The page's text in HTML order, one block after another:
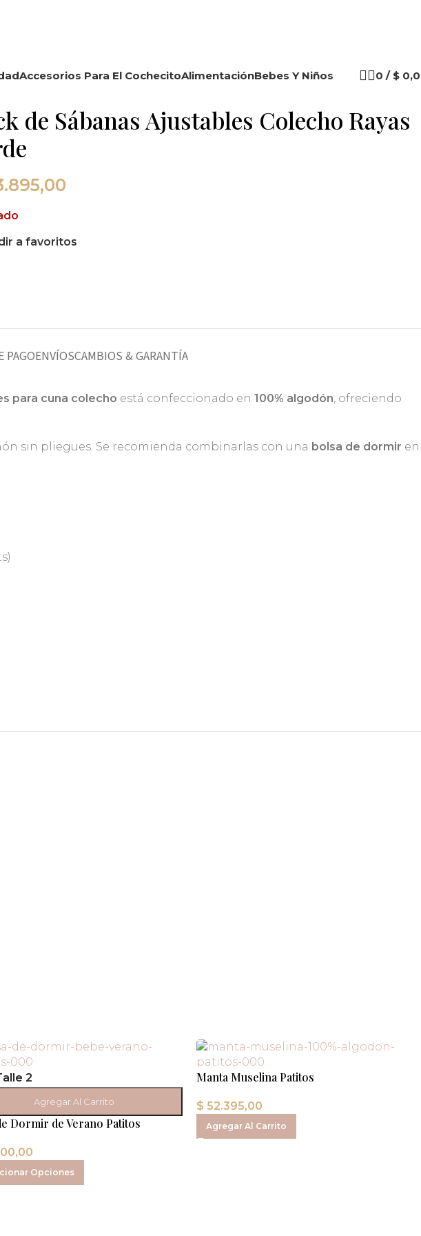
Accesorios Para El CochecitoAlimentaciónBebes Y Niños 0 / $
de Sábanas Ajustables Colecho Rayas
a favoritos
PAGOENVÍOSCAMBIOS & GARANTÍA
para cuna colecho está confeccionado en 100% algodón, ofreciendo
sin pliegues. Se recomienda combinarlas con una bolsa de dormir en
2
Agregar Al Carrito
Dormir de Verano Patitos
Opciones
Manta Muselina Patitos
$ 52.395,00
Agregar Al Carrito